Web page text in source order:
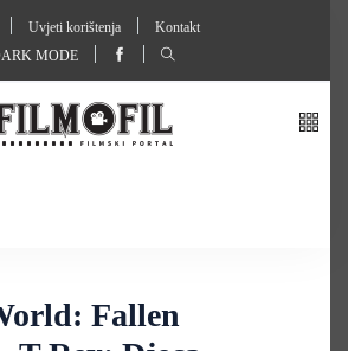
Uvjeti korištenja
Kontakt
MODE
Fallen